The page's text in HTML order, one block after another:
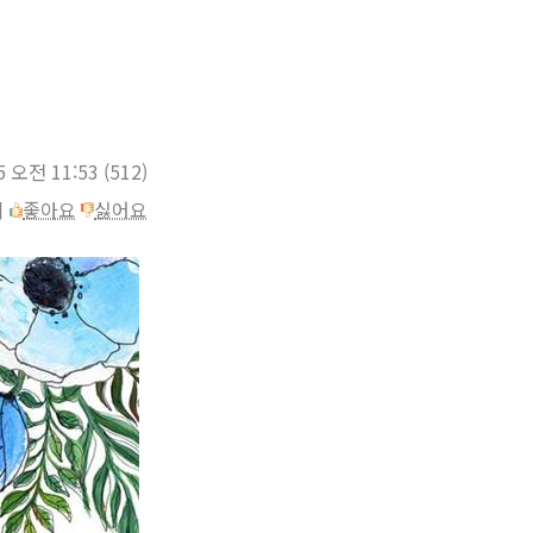
전 11:53 (512)
좋아요 싫어요